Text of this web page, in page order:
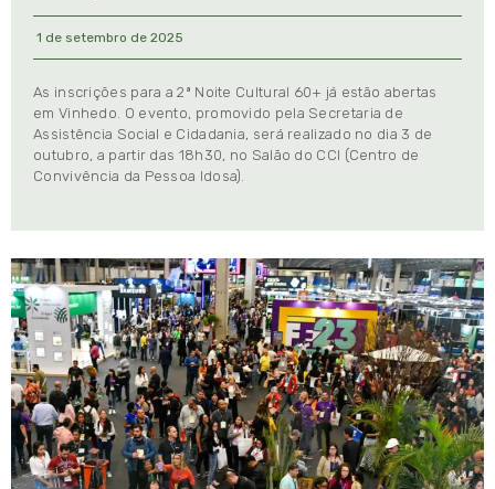
1 de setembro de 2025
As inscrições para a 2ª Noite Cultural 60+ já estão abertas
em Vinhedo. O evento, promovido pela Secretaria de
Assistência Social e Cidadania, será realizado no dia 3 de
outubro, a partir das 18h30, no Salão do CCI (Centro de
Convivência da Pessoa Idosa).